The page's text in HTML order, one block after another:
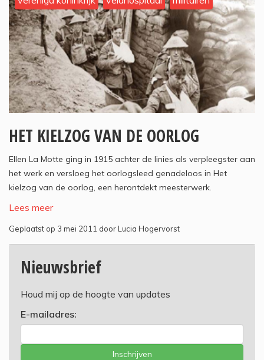
HET KIELZOG VAN DE OORLOG
Ellen La Motte ging in 1915 achter de linies als verpleegster aan
het werk en versloeg het oorlogsleed genadeloos in Het
kielzog van de oorlog, een herontdekt meesterwerk.
Lees meer
Geplaatst op 3 mei 2011 door Lucia Hogervorst
Nieuwsbrief
Houd mij op de hoogte van updates
E-mailadres:
Inschrijven